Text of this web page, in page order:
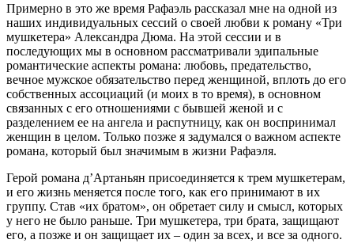
Примерно в это же время Рафаэль рассказал мне на одной из
наших индивидуальных сессий о своей любви к роману «Три
мушкетера» Александра Дюма. На этой сессии и в
последующих мы в основном рассматривали эдипальные
романтические аспекты романа: любовь, предательство,
вечное мужское обязательство перед женщиной, вплоть до его
собственных ассоциаций (и моих в то время), в основном
связанных с его отношениями с бывшей женой и с
разделением ее на ангела и распутницу, как он воспринимал
женщин в целом. Только позже я задумался о важном аспекте
романа, который был значимым в жизни Рафаэля.
Герой романа д’Артаньян присоединяется к трем мушкетерам,
и его жизнь меняется после того, как его принимают в их
группу. Став «их братом», он обретает силу и смысл, которых
у него не было раньше. Три мушкетера, три брата, защищают
его, а позже и он защищает их – один за всех, и все за одного.